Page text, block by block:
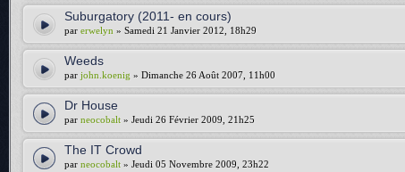
Suburgatory (2011- en cours)
par erwelyn » Samedi 21 Janvier 2012, 18h29
Weeds
par john.koenig » Dimanche 26 Août 2007, 11h00
Dr House
par neocobalt » Jeudi 26 Février 2009, 21h25
The IT Crowd
par neocobalt » Jeudi 05 Novembre 2009, 23h22